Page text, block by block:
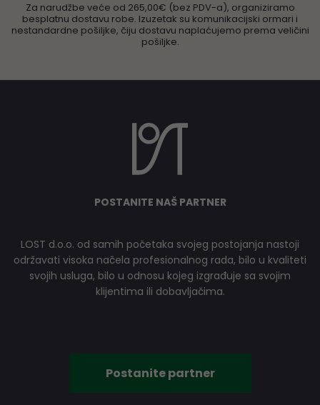
Za narudžbe veće od 265,00€ (bez PDV-a), organiziramo
besplatnu dostavu robe. Izuzetak su komunikacijski ormari i
nestandardne pošiljke, čiju dostavu naplaćujemo prema veličini
pošiljke.
POSTANITE NAŠ PARTNER
LOST d.o.o. od samih početaka svojeg postojanja nastoji
održavati visoka načela profesionalnog rada, bilo u kvaliteti
svojih usluga, bilo u odnosu kojeg izgrađuje sa svojim
klijentima ili dobavljačima.
Postanite partner